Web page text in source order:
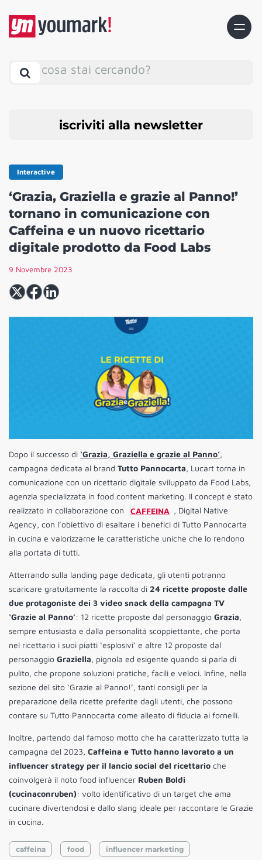
cosa stai cercando?
iscriviti alla newsletter
Interactive
‘Grazia, Graziella e grazie al Panno!’
tornano in comunicazione con
Caffeina e un nuovo ricettario
digitale prodotto da Food Labs
9 Novembre 2023
Dopo il successo di ‘Grazia, Graziella e grazie al Panno’,
campagna dedicata al brand Tutto Pannocarta, Lucart torna in
comunicazione con un ricettario digitale sviluppato da Food Labs,
agenzia specializzata in food content marketing. Il concept è stato
realizzato in collaborazione con
CAFFEINA , Digital Native
Agency, con l’obiettivo di esaltare i benefici di Tutto Pannocarta
in cucina e valorizzarne le caratteristiche uniche che lo rendono
alla portata di tutti.
Atterrando sulla landing page dedicata, gli utenti potranno
scaricare gratuitamente la raccolta di 24 ricette proposte dalle
due protagoniste dei 3 video snack della campagna TV
‘Grazie al Panno’: 12 ricette proposte dal personaggio Grazia,
sempre entusiasta e dalla personalità scoppiettante, che porta
nel ricettario i suoi piatti ‘esplosivi’ e altre 12 proposte dal
personaggio Graziella, pignola ed esigente quando si parla di
pulito, che propone soluzioni pratiche, facili e veloci. Infine, nella
sezione del sito ‘Grazie al Panno!’, tanti consigli per la
preparazione della ricette preferite dagli utenti, che possono
contare su Tutto Pannocarta come alleato di fiducia ai fornelli.
Inoltre, partendo dal famoso motto che ha caratterizzato tutta la
campagna del 2023, Caffeina e Tutto hanno lavorato a un
influencer strategy per il lancio social del ricettario che
coinvolgerà il noto food influencer Ruben Boldi
(cucinaconruben): volto identificativo di un target che ama
cucinare divertendosi e dallo slang ideale per raccontare le Grazie
in cucina.
caffeina food influencer marketing